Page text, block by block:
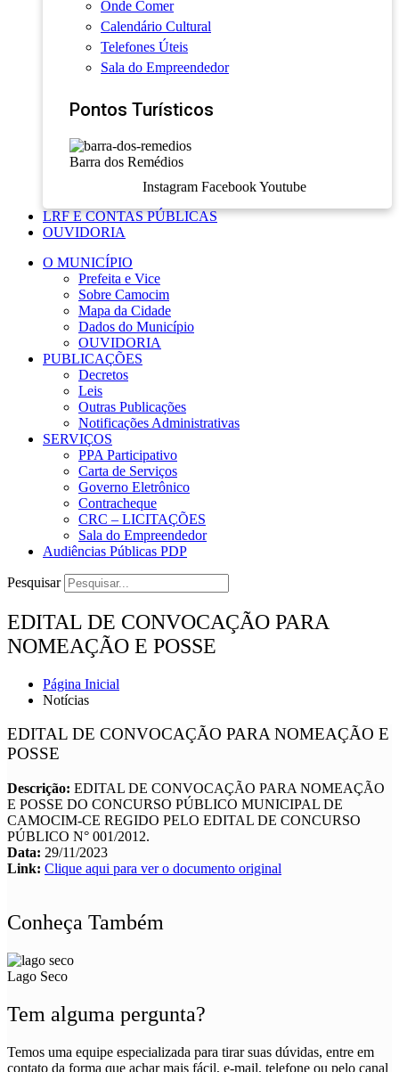
Onde Comer
Calendário Cultural
Telefones Úteis
Sala do Empreendedor
Pontos Turísticos
Barra dos Remédios
Instagram Facebook Youtube
LRF E CONTAS PÚBLICAS
OUVIDORIA
O MUNICÍPIO
Prefeita e Vice
Sobre Camocim
Mapa da Cidade
Dados do Município
OUVIDORIA
PUBLICAÇÕES
Decretos
Leis
Outras Publicações
Notificações Administrativas
SERVIÇOS
PPA Participativo
Carta de Serviços
Governo Eletrônico
Contracheque
CRC – LICITAÇÕES
Sala do Empreendedor
Audiências Públicas PDP
Pesquisar
EDITAL DE CONVOCAÇÃO PARA
NOMEAÇÃO E POSSE
Página Inicial
Notícias
EDITAL DE CONVOCAÇÃO PARA NOMEAÇÃO E
POSSE
Descrição: EDITAL DE CONVOCAÇÃO PARA NOMEAÇÃO
E POSSE DO CONCURSO PÚBLICO MUNICIPAL DE
CAMOCIM-CE REGIDO PELO EDITAL DE CONCURSO
PÚBLICO N° 001/2012.
Data: 29/11/2023
Link: Clique aqui para ver o documento original
Conheça Também
Lago Seco
Tem alguma pergunta?
Temos uma equipe especializada para tirar suas dúvidas, entre em
contato da forma que achar mais fácil, e-mail, telefone ou pelo canal